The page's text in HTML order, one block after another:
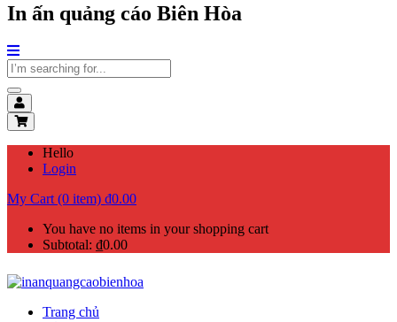
In ấn quảng cáo Biên Hòa
Hello
Login
My Cart (0 item) ₫0.00
You have no items in your shopping cart
Subtotal: ₫0.00
Trang chủ